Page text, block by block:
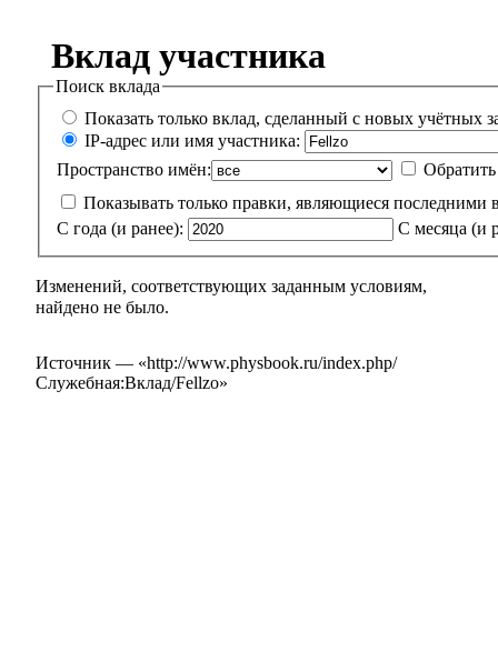
Вклад участника
Поиск вклада
Показать только вклад, сделанный с новых учётных
IP-адрес или имя участника:
Пространство имён:
Показывать только правки, являющиеся последними
С года (и ранее):
С месяца (и
Изменений, соответствующих заданным условиям,
найдено не было.
Источник — «http://www.physbook.ru/index.php/
Служебная:Вклад/Fellzo»